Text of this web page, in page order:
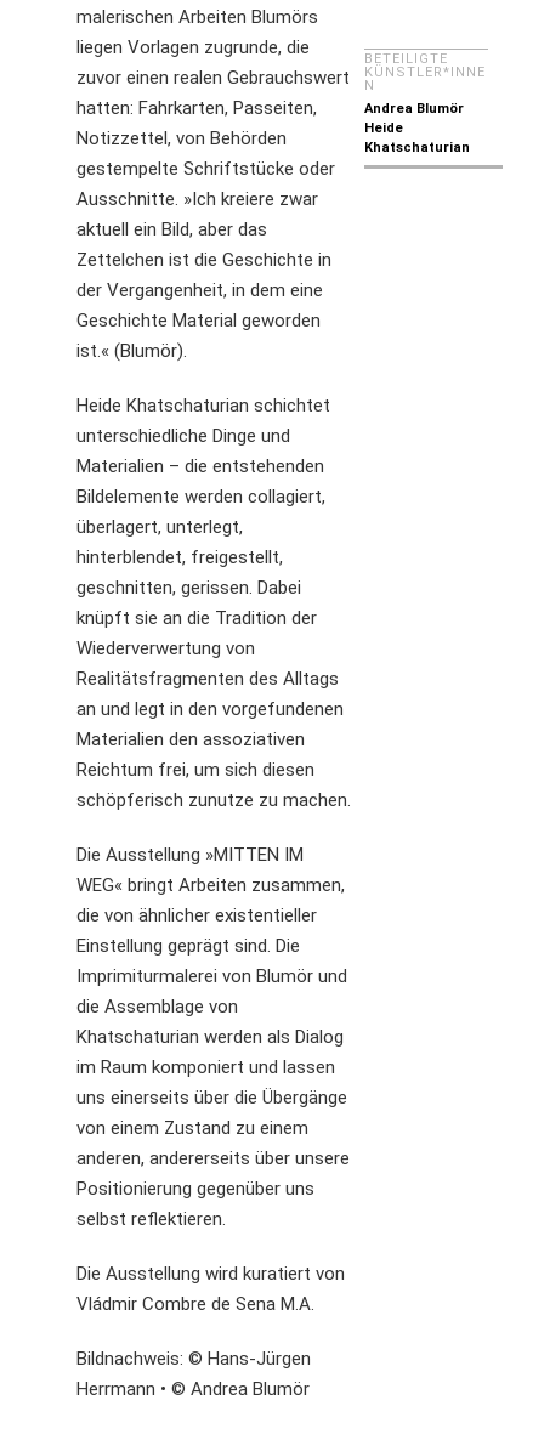
BETEILIGTE
KÜNSTLER*INNE
N
Andrea Blumör
Heide
Khatschaturian
malerischen Arbeiten Blumörs
liegen Vorlagen zugrunde, die
zuvor einen realen Gebrauchswert
hatten: Fahrkarten, Passeiten,
Notizzettel, von Behörden
gestempelte Schriftstücke oder
Ausschnitte. »Ich kreiere zwar
aktuell ein Bild, aber das
Zettelchen ist die Geschichte in
der Vergangenheit, in dem eine
Geschichte Material geworden
ist.« (Blumör).
Heide Khatschaturian schichtet
unterschiedliche Dinge und
Materialien – die entstehenden
Bildelemente werden collagiert,
überlagert, unterlegt,
hinterblendet, freigestellt,
geschnitten, gerissen. Dabei
knüpft sie an die Tradition der
Wiederverwertung von
Realitätsfragmenten des Alltags
an und legt in den vorgefundenen
Materialien den assoziativen
Reichtum frei, um sich diesen
schöpferisch zunutze zu machen.
Die Ausstellung »MITTEN IM
WEG« bringt Arbeiten zusammen,
die von ähnlicher existentieller
Einstellung geprägt sind. Die
Imprimiturmalerei von Blumör und
die Assemblage von
Khatschaturian werden als Dialog
im Raum komponiert und lassen
uns einerseits über die Übergänge
von einem Zustand zu einem
anderen, andererseits über unsere
Positionierung gegenüber uns
selbst reflektieren.
Die Ausstellung wird kuratiert von
Vládmir Combre de Sena M.A.
Bildnachweis: © Hans-Jürgen
Herrmann • © Andrea Blumör